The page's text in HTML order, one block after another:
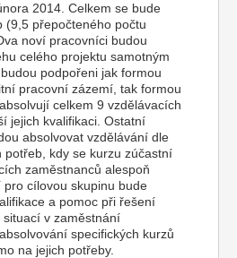
2014. Celkem se bude
(9,5 přepočteného počtu
noví pracovníci budou
celého projektu samotným
podpořeni jak formou
pracovní zázemí, tak formou
celkem 9 vzdělávacích
jejich kvalifikaci. Ostatní
absolvovat vzdělávání dle
potřeb, kdy se kurzu zúčastní
zaměstnanců alespoň
pro cílovou skupinu bude
a pomoc při řešení
situací v zaměstnání
specifických kurzů
na jejich potřeby.